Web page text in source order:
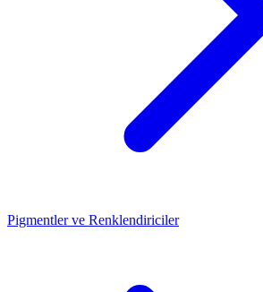
Pigmentler ve Renklendiriciler